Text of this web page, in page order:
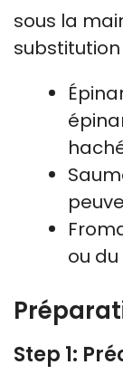
sous la
substitution
ou
Step 1: